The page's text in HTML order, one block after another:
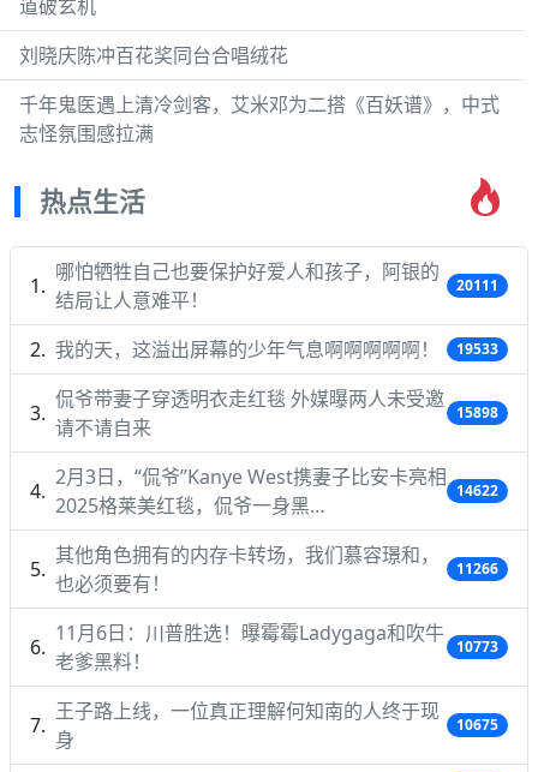
道破玄机
刘晓庆陈冲百花奖同台合唱绒花
千年鬼医遇上清冷剑客，艾米邓为二搭《百妖谱》，中式
志怪氛围感拉满
热点生活
哪怕牺牲自己也要保护好爱人和孩子，阿银的
结局让人意难平！
20111
我的天，这溢出屏幕的少年气息啊啊啊啊啊！ 19533
侃爷带妻子穿透明衣走红毯 外媒曝两人未受邀
请不请自来
15898
2月3日，“侃爷”Kanye West携妻子比安卡亮相
2025格莱美红毯，侃爷一身黑…
14622
其他角色拥有的内存卡转场，我们慕容璟和，
也必须要有！
11266
11月6日：川普胜选！曝霉霉Ladygaga和吹牛
老爹黑料！
10773
王子路上线，一位真正理解何知南的人终于现
身
10675